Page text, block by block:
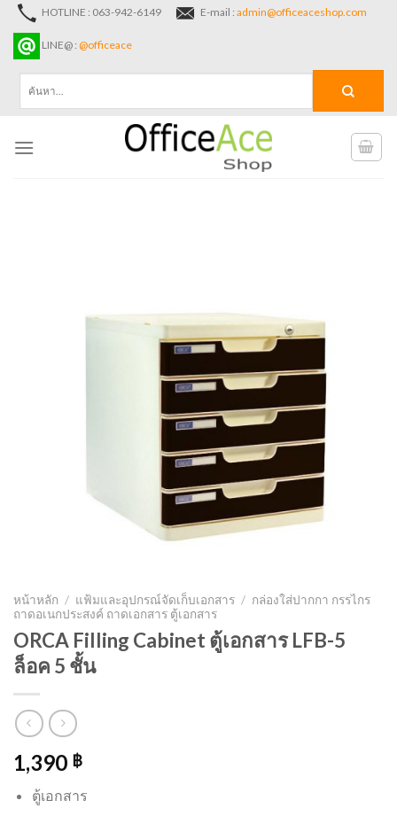
Skip
content
HOTLINE : 063-942-6149 E-mail : admin@officeaceshop.com
LINE@ : @officeace
หน้าหลัก / แฟ้มและอุปกรณ์จัดเก็บเอกสาร / กล่องใส่ปากกา กรรไกร
ถาดอเนกประสงค์ ถาดเอกสาร ตู้เอกสาร
ORCA Filling Cabinet ตู้เอกสาร LFB-5
ล็อค 5 ชั้น
1,390 ฿
ตู้เอกสาร